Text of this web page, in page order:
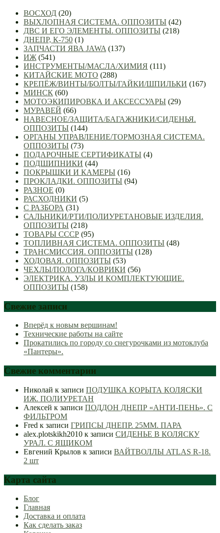
ВОСХОД (20)
ВЫХЛОПНАЯ СИСТЕМА. ОППОЗИТЫ (42)
ДВС И ЕГО ЭЛЕМЕНТЫ. ОППОЗИТЫ (218)
ДНЕПР, К-750 (1)
ЗАПЧАСТИ ЯВА JAWA (137)
ИЖ (541)
ИНСТРУМЕНТЫ/МАСЛА/ХИМИЯ (111)
КИТАЙСКИЕ МОТО (288)
КРЕПЁЖ/ВИНТЫ/БОЛТЫ/ГАЙКИ/ШПИЛЬКИ (167)
МИНСК (60)
МОТОЭКИПИРОВКА И АКСЕССУАРЫ (29)
МУРАВЕЙ (66)
НАВЕСНОЕ/ЗАЩИТА/БАГАЖНИКИ/СИДЕНЬЯ.
ОППОЗИТЫ (144)
ОРГАНЫ УПРАВЛЕНИЕ/ТОРМОЗНАЯ СИСТЕМА.
ОППОЗИТЫ (73)
ПОДАРОЧНЫЕ СЕРТИФИКАТЫ (4)
ПОДШИПНИКИ (44)
ПОКРЫШКИ И КАМЕРЫ (16)
ПРОКЛАДКИ. ОППОЗИТЫ (94)
РАЗНОЕ (0)
РАСХОДНИКИ (5)
С РАЗБОРА (31)
САЛЬНИКИ/РТИ/ПОЛИУРЕТАНОВЫЕ ИЗДЕЛИЯ.
ОППОЗИТЫ (218)
ТОВАРЫ СССР (95)
ТОПЛИВНАЯ СИСТЕМА. ОППОЗИТЫ (48)
ТРАНСМИССИЯ. ОППОЗИТЫ (128)
ХОДОВАЯ. ОППОЗИТЫ (53)
ЧЕХЛЫ/ПОЛОГА/КОВРИКИ (56)
ЭЛЕКТРИКА. УЗЛЫ И КОМПЛЕКТУЮЩИЕ.
ОППОЗИТЫ (158)
Свежие записи
Вперёд к новым вершинам!
Технические работы на сайте
Прокатились по городу со снегурочками из мотоклуба
«Пантеры».
Свежие комментарии
Николай к записи ПОДУШКА КОРЫТА КОЛЯСКИ
ИЖ. ПОЛИУРЕТАН
Алексей к записи ПОДДОН ДНЕПР «АНТИ-ПЕНЬ». С
ФИЛЬТРОМ
Fred к записи ГРИПСЫ ДНЕПР. 25ММ. ПАРА
alex.plotskikh2010 к записи СИДЕНЬЕ В КОЛЯСКУ
УРАЛ. С ЯЩИКОМ
Евгений Крылов к записи ВАЙТВОЛЛЫ ATLAS R-18.
2 шт
Карта сайта
Блог
Главная
Доставка и оплата
Как сделать заказ